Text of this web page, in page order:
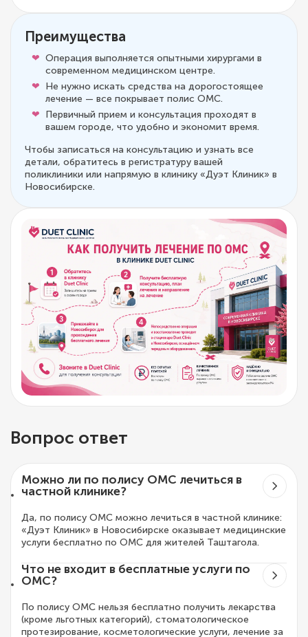
Преимущества
Операция выполняется опытными хирургами в
современном медицинском центре.
Не нужно искать средства на дорогостоящее
лечение — все покрывает полис ОМС.
Первичный прием и консультация проходят в
вашем городе, что удобно и экономит время.
Чтобы записаться на консультацию и узнать все
детали, обратитесь в регистратуру вашей
поликлиники или напрямую в клинику «Дуэт Клиник» в
Новосибирске.
Вопрос ответ
Можно ли по полису ОМС лечиться в
частной клинике?
Да, по полису ОМС можно лечиться в частной клинике:
«Дуэт Клиник» в Новосибирске оказывает медицинские
услуги бесплатно по ОМС для жителей Таштагола.
Что не входит в бесплатные услуги по
ОМС?
По полису ОМС нельзя бесплатно получить лекарства
(кроме льготных категорий), стоматологическое
протезирование, косметологические услуги, лечение за